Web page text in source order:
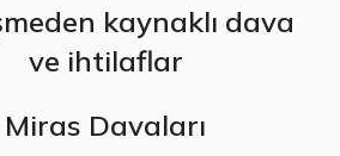
kaynaklı dava
ve ihtilaflar
Miras Davaları